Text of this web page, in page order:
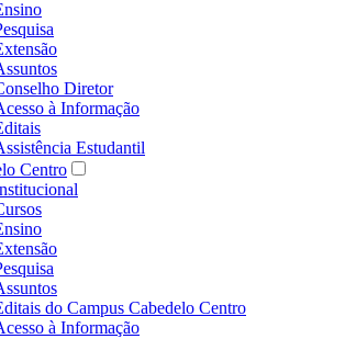
Diretor
à Informação
Estudantil
Centro
do Campus Cabedelo Centro
à Informação